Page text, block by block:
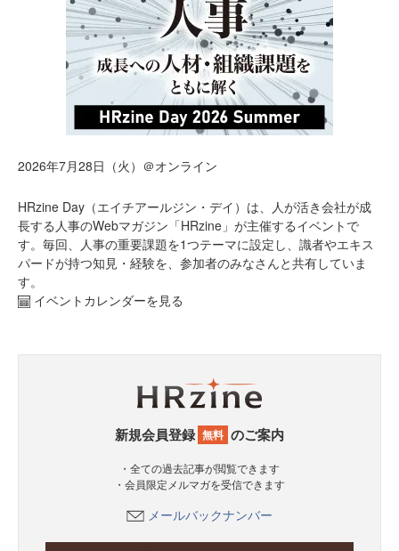
2026年7月28日（火）＠オンライン
HRzine Day（エイチアールジン・デイ）は、人が活き会社が成
長する人事のWebマガジン「HRzine」が主催するイベントで
す。毎回、人事の重要課題を1つテーマに設定し、識者やエキス
パードが持つ知見・経験を、参加者のみなさんと共有していま
す。
イベントカレンダーを見る
新規会員登録 無料 のご案内
・全ての過去記事が閲覧できます
・会員限定メルマガを受信できます
メールバックナンバー